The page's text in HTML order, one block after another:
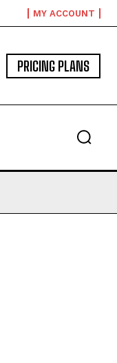
MY ACCOUNT
PRICING PLANS